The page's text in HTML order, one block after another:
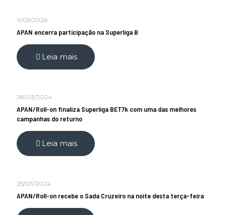
11/05/2026
APAN encerra participação na Superliga B
Leia mais
28/03/2024
APAN/Roll-on finaliza Superliga BET7k com uma das melhores
campanhas do returno
Leia mais
25/03/2024
APAN/Roll-on recebe o Sada Cruzeiro na noite desta terça-feira